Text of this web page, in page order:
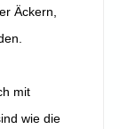
Äckern,
mit
wie die